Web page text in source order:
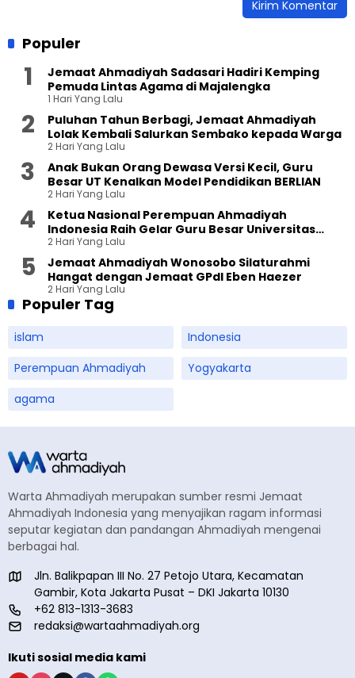
Populer
Jemaat Ahmadiyah Sadasari Hadiri Kemping
Pemuda Lintas Agama di Majalengka
1 Hari Yang Lalu
Puluhan Tahun Berbagi, Jemaat Ahmadiyah
Lolak Kembali Salurkan Sembako kepada Warga
2 Hari Yang Lalu
Anak Bukan Orang Dewasa Versi Kecil, Guru
Besar UT Kenalkan Model Pendidikan BERLIAN
2 Hari Yang Lalu
Ketua Nasional Perempuan Ahmadiyah
Indonesia Raih Gelar Guru Besar Universitas
Terbuka
2 Hari Yang Lalu
Jemaat Ahmadiyah Wonosobo Silaturahmi
Hangat dengan Jemaat GPdI Eben Haezer
2 Hari Yang Lalu
Populer Tag
islam
Indonesia
Perempuan Ahmadiyah
Yogyakarta
agama
Warta Ahmadiyah merupakan sumber resmi Jemaat
Ahmadiyah Indonesia yang menyajikan ragam informasi
seputar kegiatan dan pandangan Ahmadiyah mengenai
berbagai hal.
Jln. Balikpapan III No. 27 Petojo Utara, Kecamatan
Gambir, Kota Jakarta Pusat – DKI Jakarta 10130
+62 813-1313-3683
redaksi@wartaahmadiyah.org
Ikuti sosial media kami